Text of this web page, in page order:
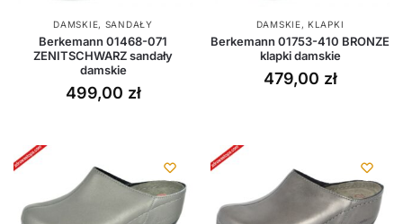
DAMSKIE, SANDAŁY
Berkemann 01468-071
ZENITSCHWARZ sandały
damskie
499,00 zł
DAMSKIE,KLAPKI
Berkemann 01753-410 BRONZE
klapki damskie
479,00 zł